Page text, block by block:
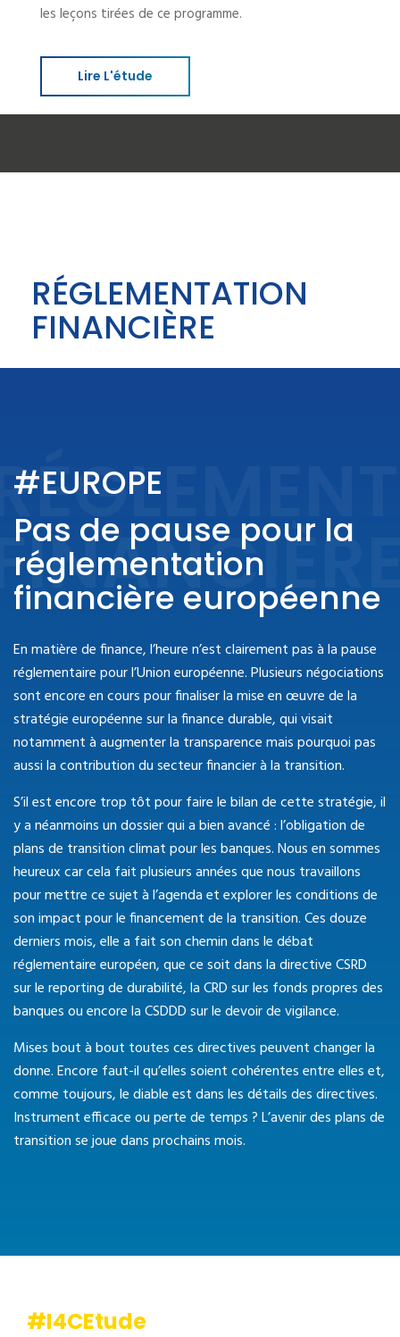
les leçons tirées de ce programme.
Lire L'étude
RÉGLEMENTATION
FINANCIÈRE
#EUROPE
Pas de pause pour la
réglementation
financière européenne
En matière de finance, l’heure n’est clairement pas à la pause
réglementaire pour l’Union européenne. Plusieurs négociations
sont encore en cours pour finaliser la mise en œuvre de la
stratégie européenne sur la finance durable, qui visait
notamment à augmenter la transparence mais pourquoi pas
aussi la contribution du secteur financier à la transition.
S’il est encore trop tôt pour faire le bilan de cette stratégie, il
y a néanmoins un dossier qui a bien avancé : l’obligation de
plans de transition climat pour les banques. Nous en sommes
heureux car cela fait plusieurs années que nous travaillons
pour mettre ce sujet à l’agenda et explorer les conditions de
son impact pour le financement de la transition. Ces douze
derniers mois, elle a fait son chemin dans le débat
réglementaire européen, que ce soit dans la directive CSRD
sur le reporting de durabilité, la CRD sur les fonds propres des
banques ou encore la CSDDD sur le devoir de vigilance.
Mises bout à bout toutes ces directives peuvent changer la
donne. Encore faut-il qu’elles soient cohérentes entre elles et,
comme toujours, le diable est dans les détails des directives.
Instrument efficace ou perte de temps ? L’avenir des plans de
transition se joue dans prochains mois.
#I4CEtude